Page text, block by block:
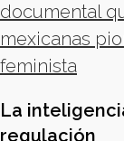
documental
mexicanas
feminista
La
regulación